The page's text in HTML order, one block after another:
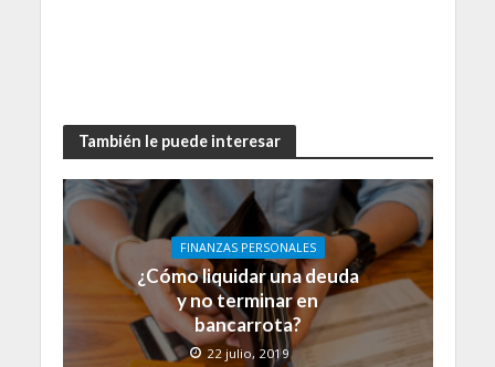
También le puede interesar
FINANZAS PERSONALES
¿Cómo liquidar una deuda
y no terminar en
bancarrota?
22 julio, 2019